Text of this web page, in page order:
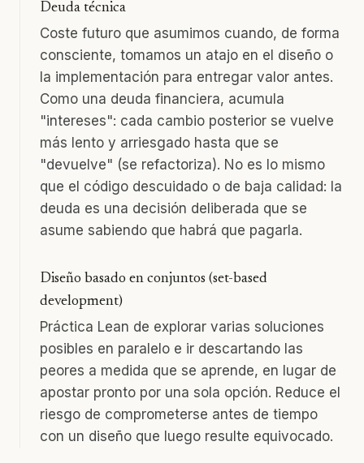
Deuda técnica
Coste futuro que asumimos cuando, de forma
consciente, tomamos un atajo en el diseño o
la implementación para entregar valor antes.
Como una deuda financiera, acumula
"intereses": cada cambio posterior se vuelve
más lento y arriesgado hasta que se
"devuelve" (se refactoriza). No es lo mismo
que el código descuidado o de baja calidad: la
deuda es una decisión deliberada que se
asume sabiendo que habrá que pagarla.
Diseño basado en conjuntos (set-based
development)
Práctica Lean de explorar varias soluciones
posibles en paralelo e ir descartando las
peores a medida que se aprende, en lugar de
apostar pronto por una sola opción. Reduce el
riesgo de comprometerse antes de tiempo
con un diseño que luego resulte equivocado.